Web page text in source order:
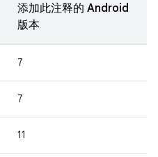
添加此注释的 Android
版本
7
7
11